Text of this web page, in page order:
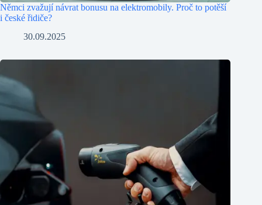
Němci zvažují návrat bonusu na elektromobily. Proč to potěší
i české řidiče?
30.09.2025